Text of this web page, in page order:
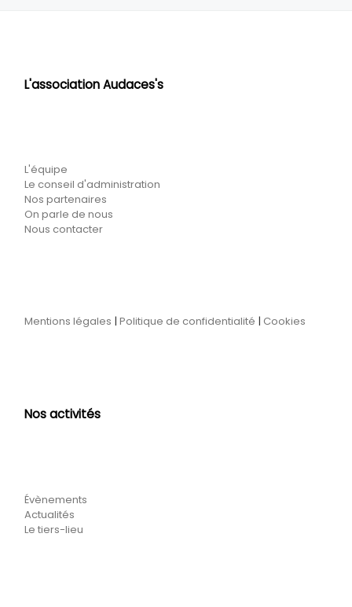
L'association Audaces's
L'équipe
Le conseil d'administration
Nos partenaires
On parle de nous
Nous contacter
Mentions légales |Politique de confidentialité |Cookies
Nos activités
Évènements
Actualités
Le tiers-lieu